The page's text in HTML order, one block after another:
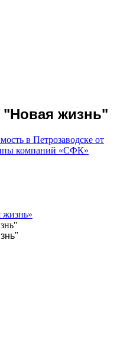
жизнь"
в Петрозаводске от
компаний «СФК»